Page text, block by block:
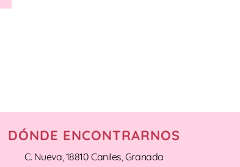
DÓNDE ENCONTRARNOS
C. Nueva, 18810 Caniles, Granada